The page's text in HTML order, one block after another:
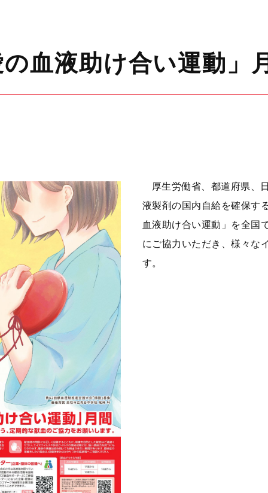
血液助け合い運動」
厚生労働省、都道府県、
液製剤の国内自給を確保す
血液助け合い運動」を全国
にご協力いただき、様々な
す。